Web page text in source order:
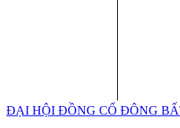
ĐẠI HỘI ĐỒNG CỔ ĐÔNG